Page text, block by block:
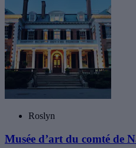
Roslyn
Musée d’art du comté de